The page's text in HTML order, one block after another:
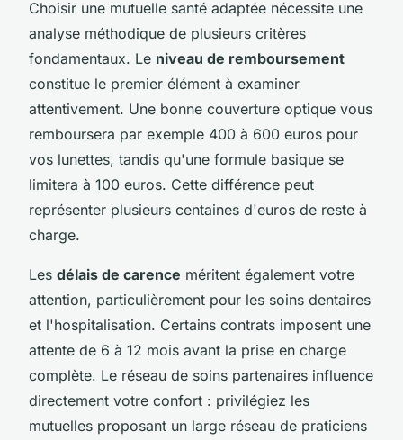
Choisir une mutuelle santé adaptée nécessite une
analyse méthodique de plusieurs critères
fondamentaux. Le niveau de remboursement
constitue le premier élément à examiner
attentivement. Une bonne couverture optique vous
remboursera par exemple 400 à 600 euros pour
vos lunettes, tandis qu'une formule basique se
limitera à 100 euros. Cette différence peut
représenter plusieurs centaines d'euros de reste à
charge.
Les délais de carence méritent également votre
attention, particulièrement pour les soins dentaires
et l'hospitalisation. Certains contrats imposent une
attente de 6 à 12 mois avant la prise en charge
complète. Le réseau de soins partenaires influence
directement votre confort : privilégiez les
mutuelles proposant un large réseau de praticiens